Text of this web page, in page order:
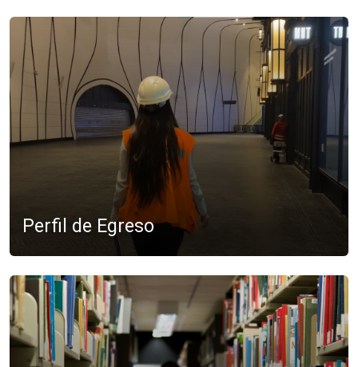
Perfil de Egreso